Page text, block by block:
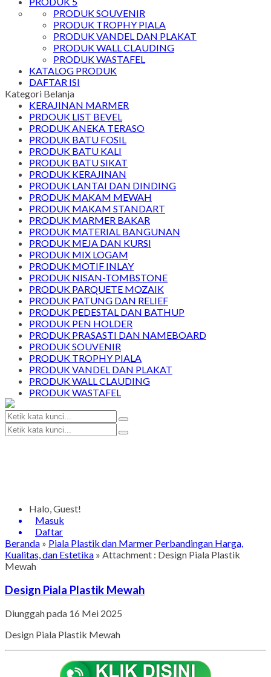
PRODUK SOUVENIR
PRODUK TROPHY PIALA
PRODUK VANDEL DAN PLAKAT
PRODUK WALL CLAUDING
PRODUK WASTAFEL
KATALOG PRODUK
DAFTAR ISI
Kategori Belanja
KERAJINAN MARMER
PRDOUK LIST BEVEL
PRODUK ANEKA TERASO
PRODUK BATU FOSIL
PRODUK BATU KALI
PRODUK BATU SIKAT
PRODUK KERAJINAN
PRODUK LANTAI DAN DINDING
PRODUK MAKAM MEWAH
PRODUK MAKAM STANDART
PRODUK MARMER BAKAR
PRODUK MATERIAL BANGUNAN
PRODUK MEJA DAN KURSI
PRODUK MIX LOGAM
PRODUK MOTIF INLAY
PRODUK NISAN-TOMBSTONE
PRODUK PARQUETE MOZAIK
PRODUK PATUNG DAN RELIEF
PRODUK PEDESTAL DAN BATHUP
PRODUK PEN HOLDER
PRODUK PRASASTI DAN NAMEBOARD
PRODUK SOUVENIR
PRODUK TROPHY PIALA
PRODUK VANDEL DAN PLAKAT
PRODUK WALL CLAUDING
PRODUK WASTAFEL
Halo, Guest!
Masuk
Daftar
Beranda » Piala Plastik dan Marmer Perbandingan Harga,
Kualitas, dan Estetika » Attachment : Design Piala Plastik
Mewah
Design Piala Plastik Mewah
Diunggah pada 16 Mei 2025
Design Piala Plastik Mewah